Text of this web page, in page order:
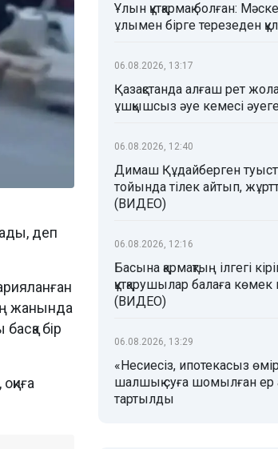
деп
жанында
бір
Ұлын құтқармақ болған:
ұлымен бірге терезеден
06.08.2026, 13:17
Қазақстанда алғаш рет
ұшқышсыз әуе кемесі әуеге
06.08.2026, 12:40
Димаш Құдайберген
тойында тілек айтып,
(ВИДЕО)
06.08.2026, 12:16
Басына қармақтың ілгегі
құтқарушылар балаға көмек
(ВИДЕО)
06.08.2026, 13:29
«Несиесіз, ипотекасыз
шалшық суға шомылған ер
тартылды